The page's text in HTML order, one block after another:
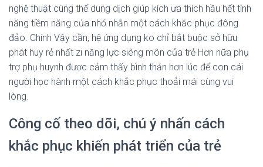
nghệ thuật cùng thể dung dịch giúp kích ưa thích hầu hết tính
năng tiềm năng của nhỏ nhắn một cách khắc phục đông
đảo. Chính Vậy cần, hệ ứng dụng ko chỉ bắt buộc sở hữu
phát huy rẻ nhất zi năng lực siêng môn của trẻ Hơn nữa phụ
trợ phụ huynh được cảm thấy bình thản hơn lúc để con cái
người học hành một cách khắc phục thoải mái cùng vui
lòng.
Công cố theo dõi, chú ý nhấn cách
khắc phục khiến phát triển của trẻ